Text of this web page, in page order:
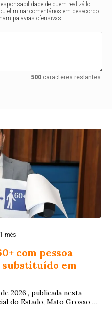
de quem realizá-lo.
eliminar comentários em desacordo
palavras ofensivas.
500caracteres restantes.
mês
com pessoa
em
2026 , publicada nesta
do Estado, Mato Grosso do